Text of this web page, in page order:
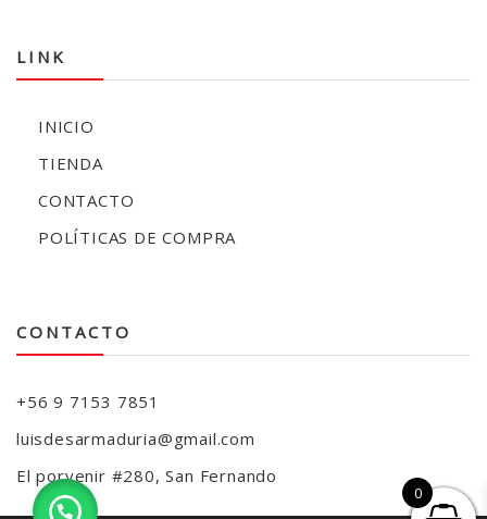
LINK
INICIO
TIENDA
CONTACTO
POLÍTICAS DE COMPRA
CONTACTO
+56 9 7153 7851
luisdesarmaduria@gmail.com
El porvenir #280, San Fernando
0